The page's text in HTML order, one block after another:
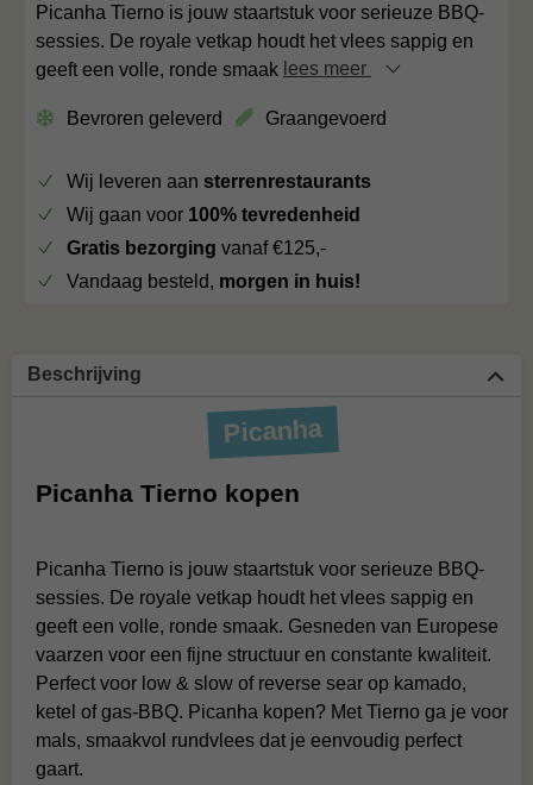
Picanha Tierno is jouw staartstuk voor serieuze BBQ-
sessies. De royale vetkap houdt het vlees sappig en
geeft een volle, ronde smaak lees meer
Bevroren geleverd Graangevoerd
Wij leveren aan sterrenrestaurants
Wij gaan voor 100% tevredenheid
Gratis bezorging vanaf €125,-
Vandaag besteld, morgen in huis!
Beschrijving
Picanha
Picanha Tierno kopen
Picanha Tierno is jouw staartstuk voor serieuze BBQ-
sessies. De royale vetkap houdt het vlees sappig en
geeft een volle, ronde smaak. Gesneden van Europese
vaarzen voor een fijne structuur en constante kwaliteit.
Perfect voor low & slow of reverse sear op kamado,
ketel of gas-BBQ. Picanha kopen? Met Tierno ga je voor
mals, smaakvol rundvlees dat je eenvoudig perfect
gaart.